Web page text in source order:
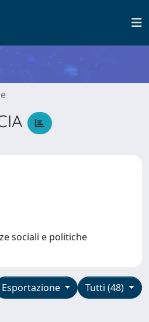
sociali e politiche
Tutti (48)
Esportazione